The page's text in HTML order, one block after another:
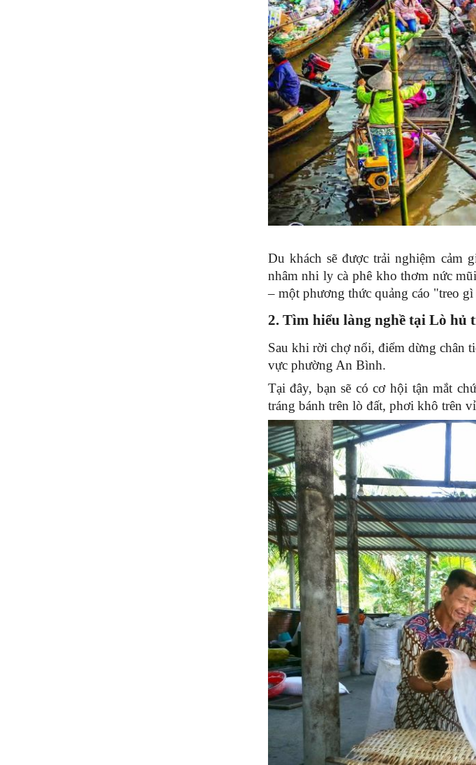
Du khách sẽ được trải nghiệm cảm
nhâm nhi ly cà phê kho thơm nức
– một phương thức quảng cáo "treo
2. Tìm hiểu làng nghề tại Lò hủ
Sau khi rời chợ nổi, điểm dừng chân
vực phường An Bình.
Tại đây, bạn sẽ có cơ hội tận mắt
tráng bánh trên lò đất, phơi khô trên